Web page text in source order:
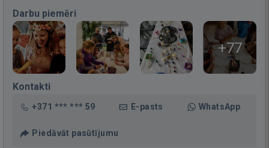
Darbu piemēri
+77
Kontakti
+371 *** *** 59 E-pasts WhatsApp
Piedāvāt pasūtījumu